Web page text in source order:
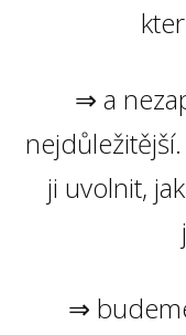
⇒ a
ji uvolnit,
⇒